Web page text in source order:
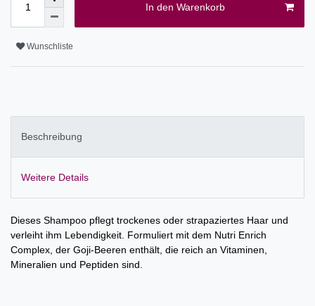
In den Warenkorb
Wunschliste
Beschreibung
Weitere Details
Dieses Shampoo pflegt trockenes oder strapaziertes Haar und
verleiht ihm Lebendigkeit. Formuliert mit dem Nutri Enrich
Complex, der Goji-Beeren enthält, die reich an Vitaminen,
Mineralien und Peptiden sind.